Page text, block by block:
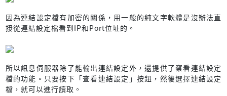
因為連結設定檔有加密的關係，用一般的純文字軟體是沒辦法直
接從連結設定檔看到IP和Port位址的。
所以訊息伺服器除了能輸出連結設定外，還提供了察看連結設定
檔的功能。只要按下「查看連結設定」按鈕，然後選擇連結設定
檔，就可以進行讀取。